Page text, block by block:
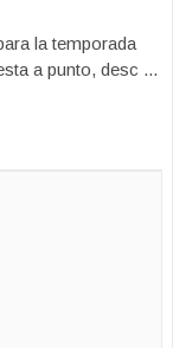
la temporada
a punto, desc ...